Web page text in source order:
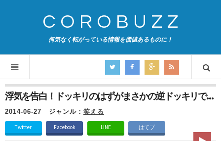
COROBUZZ
何気なく転がっている情報を価値あるものに！
浮気を告白！ドッキリのはずがまさかの逆ドッキリで…
2014-06-27 ジャンル： 笑える
Twitter Facebook LINE はてブ